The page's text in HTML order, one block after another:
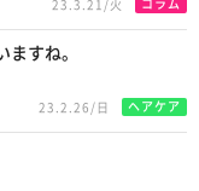
23.3.21/火 コラム
ますね。
23.2.26/日 ヘアケア